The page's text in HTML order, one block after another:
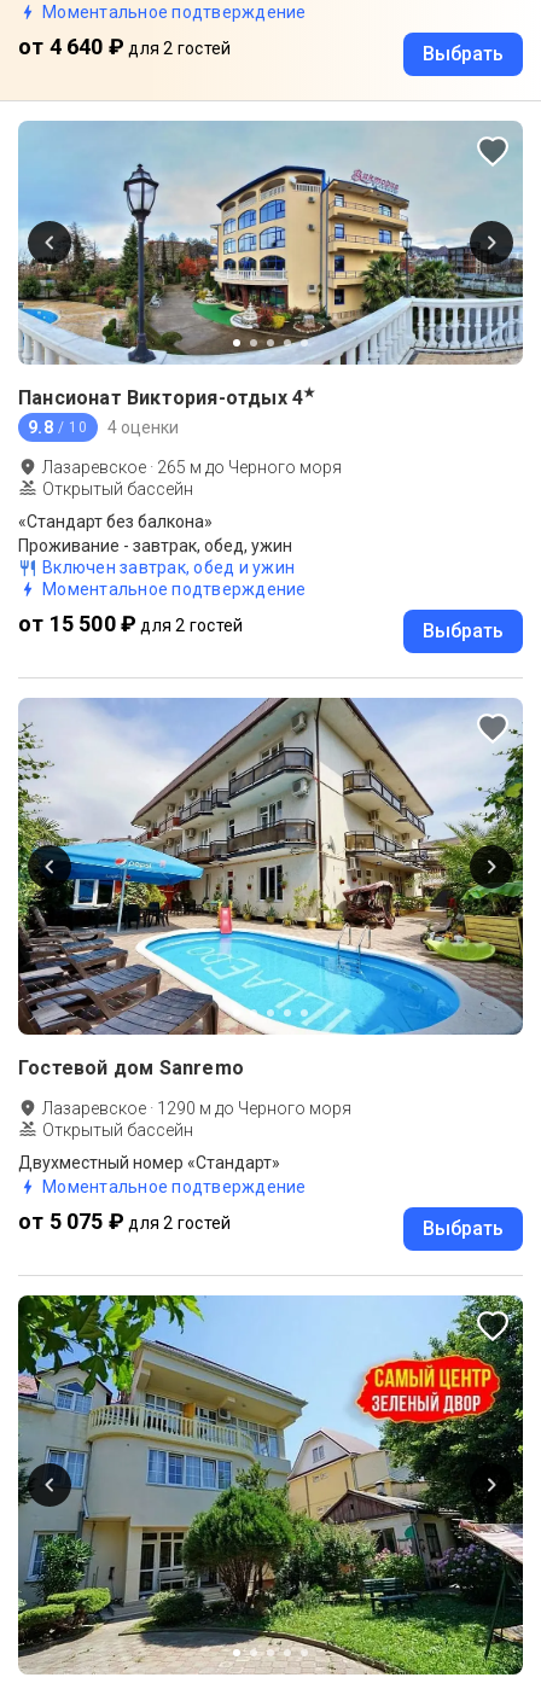
Моментальное подтверждение
от 4 640 ₽ для 2 гостей Выбрать
Пансионат Виктория-отдых 4★
9.8 / 10 4 оценки
Лазаревское · 265 м до Черного моря
Открытый бассейн
«Стандарт без балкона»
Проживание - завтрак, обед, ужин
Включен завтрак, обед и ужин
Моментальное подтверждение
от 15 500 ₽ для 2 гостей Выбрать
Гостевой дом Sanremo
Лазаревское · 1290 м до Черного моря
Открытый бассейн
Двухместный номер «Стандарт»
Моментальное подтверждение
от 5 075 ₽ для 2 гостей Выбрать